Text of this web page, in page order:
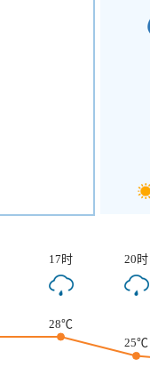
17时 20时
28℃
25℃